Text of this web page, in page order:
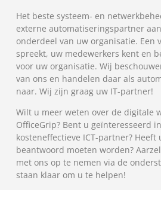
Het beste systeem- en
externe automatiseringspartner
onderdeel van uw organisatie. Een
spreekt, uw medewerkers kent en
voor uw organisatie. Wij
van ons en handelen daar als
naar. Wij zijn graag uw IT-partner!
Wilt u meer weten over de digitale
OfficeGrip? Bent u geïnteresseerd
kosteneffectieve ICT-partner? Heeft
beantwoord moeten worden?
met ons op te nemen via de
staan klaar om u te helpen!